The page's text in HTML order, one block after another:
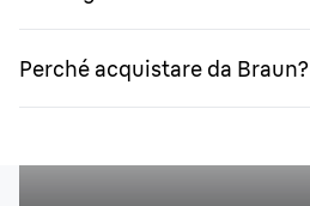
Perché acquistare da Braun?